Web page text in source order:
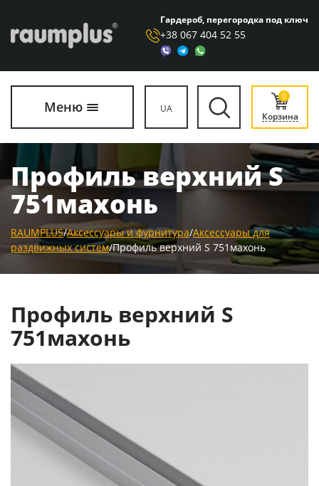
Гардероб, перегородка под ключ
+38 067 404 52 55
Меню UA
0
Корзина
Профиль верхний S
751махонь
RAUMPLUS/Аксессуары и фурнитура/Аксессуары для
раздвижных систем/Профиль верхний S 751махонь
Профиль верхний S
751махонь